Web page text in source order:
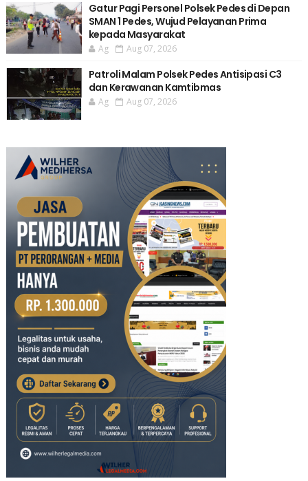
Gatur Pagi Personel Polsek Pedes di Depan
SMAN 1 Pedes, Wujud Pelayanan Prima
kepada Masyarakat
Ag Aug 07, 2026
Patroli Malam Polsek Pedes Antisipasi C3
dan Kerawanan Kamtibmas
Ag Aug 07, 2026